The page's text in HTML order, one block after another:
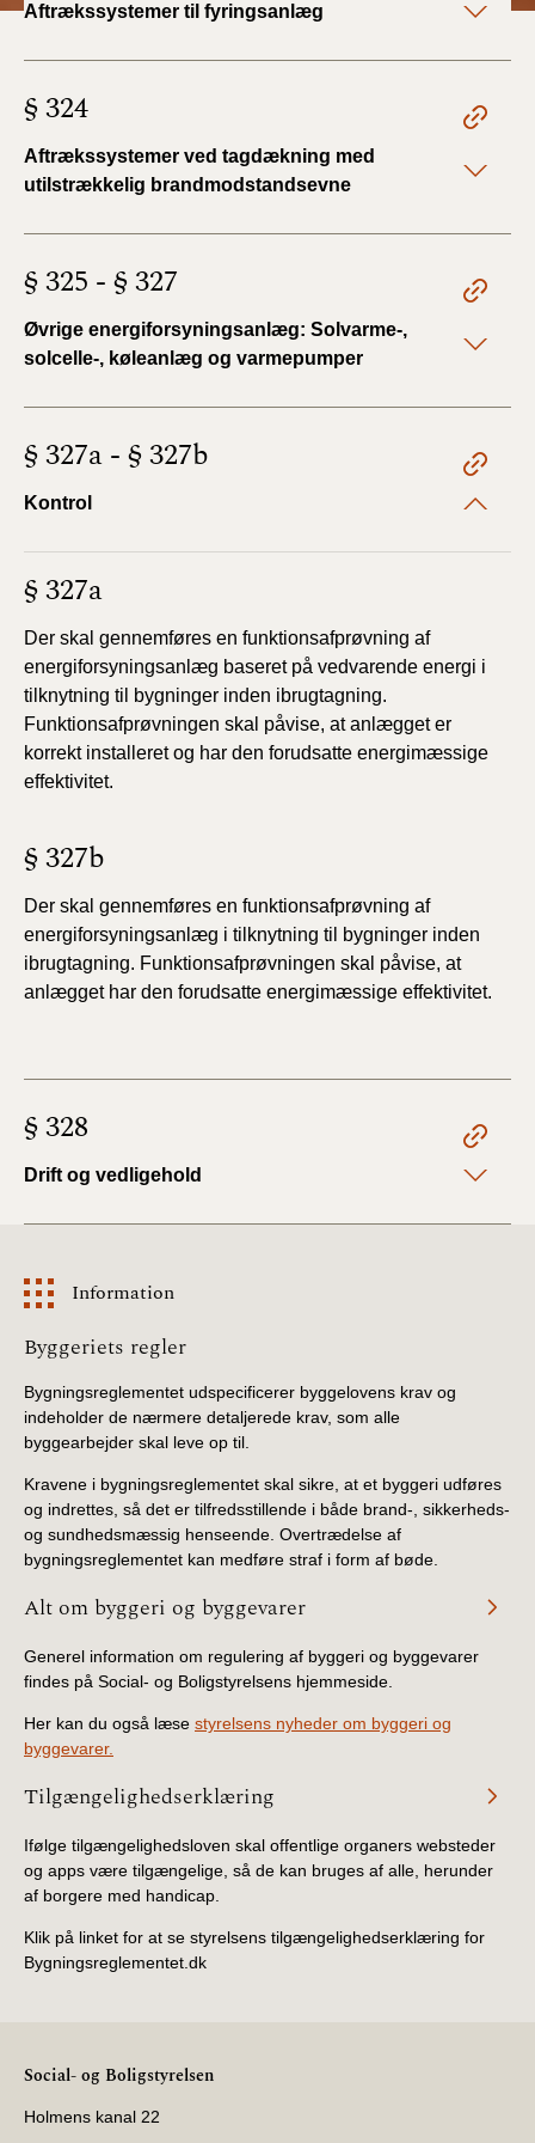
BR18 (4/7-31/12
BR18 (1/1-4/7 2019)
BR18 (1/7-31/12
2018)
2018)
BR15 (2015-2018)
2010)
Aftrækssystemer til fyringsanlæg
§ 324
Aftrækssystemer ved tagdækning med
utilstrækkelig brandmodstandsevne
§ 325 - § 327
Øvrige energiforsyningsanlæg: Solvarme-,
solcelle-, køleanlæg og varmepumper
§ 327a - § 327b
Kontrol
§ 327a
Der skal gennemføres en funktionsafprøvning af
energiforsyningsanlæg baseret på vedvarende energi i
tilknytning til bygninger inden ibrugtagning.
Funktionsafprøvningen skal påvise, at anlægget er
korrekt installeret og har den forudsatte energimæssige
effektivitet.
§ 327b
Der skal gennemføres en funktionsafprøvning af
energiforsyningsanlæg i tilknytning til bygninger inden
ibrugtagning. Funktionsafprøvningen skal påvise, at
anlægget har den forudsatte energimæssige effektivitet.
§ 328
Drift og vedligehold
Information
Information
Byggeriets regler
Bygningsreglementet udspecificerer byggelovens krav og
indeholder de nærmere detaljerede krav, som alle
byggearbejder skal leve op til.
Kravene i bygningsreglementet skal sikre, at et byggeri udføres
og indrettes, så det er tilfredsstillende i både brand-, sikkerheds-
og sundhedsmæssig henseende. Overtrædelse af
bygningsreglementet kan medføre straf i form af bøde.
Alt om byggeri og byggevarer
Generel information om regulering af byggeri og byggevarer
findes på Social- og Boligstyrelsens hjemmeside.
Her kan du også læse styrelsens nyheder om byggeri og
byggevarer.
Tilgængelighedserklæring
Ifølge tilgængelighedsloven skal offentlige organers websteder
og apps være tilgængelige, så de kan bruges af alle, herunder
af borgere med handicap.
Klik på linket for at se styrelsens tilgængelighedserklæring for
Bygningsreglementet.dk
Social- og Boligstyrelsen
Holmens kanal 22